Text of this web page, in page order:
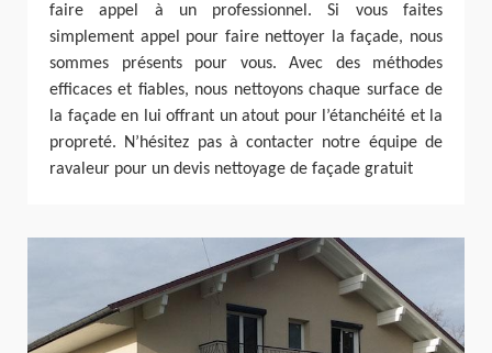
faire appel à un professionnel. Si vous faites
simplement appel pour faire nettoyer la façade, nous
sommes présents pour vous. Avec des méthodes
efficaces et fiables, nous nettoyons chaque surface de
la façade en lui offrant un atout pour l’étanchéité et la
propreté. N’hésitez pas à contacter notre équipe de
ravaleur pour un devis nettoyage de façade gratuit